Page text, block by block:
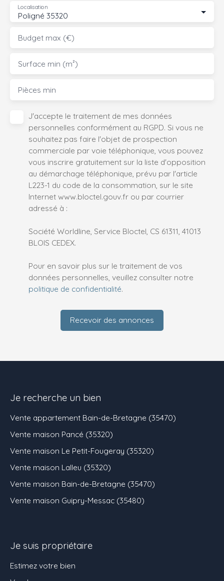
Poligné 35320
Localisation
Budget max (€)
Surface min (m²)
Pièces min
J'accepte le traitement de mes données
personnelles conformément au RGPD. Si vous ne
souhaitez pas faire l'objet de prospection
commerciale par voie téléphonique, vous pouvez
vous inscrire gratuitement sur la liste d'opposition
au démarchage téléphonique, prévu par l'article
L223-1 du code de la consommation, sur le site
Internet www.bloctel.gouv.fr ou par courrier
adressé à :
Société Worldline, Service Bloctel, CS 61311, 41013
BLOIS CEDEX.
Pour en savoir plus sur le traitement de vos
données personnelles, veuillez consulter notre
politique de confidentialité.
Recevoir des annonces
Je recherche un bien
Vente appartement Bain-de-Bretagne (35470)
Vente maison Pancé (35320)
Vente maison Le Petit-Fougeray (35320)
Vente maison Lalleu (35320)
Vente maison Bain-de-Bretagne (35470)
Vente maison Guipry-Messac (35480)
Je suis propriétaire
Estimez votre bien